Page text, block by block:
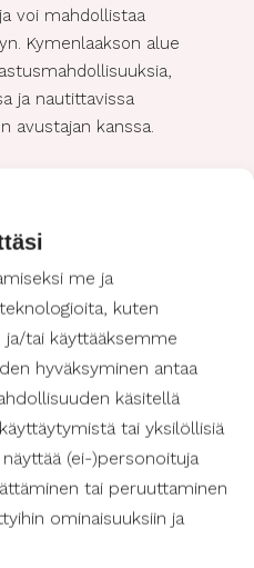
me ja
kuten
tai käyttääksemme
hyväksyminen antaa
käsitellä
tai yksilöllisiä
(ei-)personoituja
tai peruuttaminen
ominaisuuksiin ja
voi mahdollistaa
Kymenlaakson alue
ja nautittavissa
avustajan kanssa.
Kymenlaakson
kuhisee elämää ja
kaikenikäisille ja -
kohteenasi sitten
jokin muu, alueelta
esimerkiksi uinnin,
parissa
yhdistykset ja
suunniteltuja
ja
avustajan tuella.